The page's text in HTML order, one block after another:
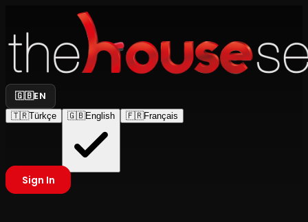
🇬🇧EN
🇹🇷Türkçe 🇬🇧English 🇫🇷Français
Sign In